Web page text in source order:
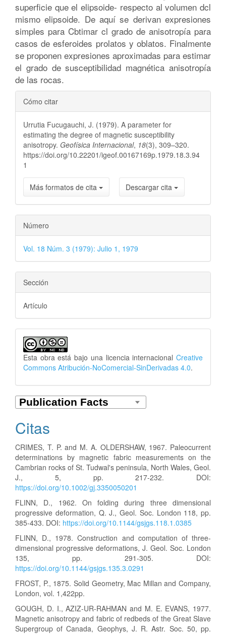
superficie que el elipsoide- respecto al volumen dcl
mismo elipsoide. De aquí se derivan expresiones
simples para Cbtimar cl grado de anisotropía para
casos de esferoides prolatos y oblatos. Finalmente
se proponen expresiones aproximadas para estimar
el grado de susceptibilidad magnética anisotropía
de las rocas.
Detalles
del
artículo
Cómo citar
Urrutia Fucugauchi, J. (1979). A parameter for
estimating the degree of magnetic susceptibility
anisotropy. Geofísica Internacional, 18(3), 309–320.
https://doi.org/10.22201/igeof.00167169p.1979.18.3.94
1
Más formatos de cita Descargar cita
Número
Vol. 18 Núm. 3 (1979): Julio 1, 1979
Sección
Artículo
Esta obra está bajo una licencia internacional Creative
Commons Atribución-NoComercial-SinDerivadas 4.0.
Citas
CRIMES, T. P. and M. A. OLDERSHAW, 1967. Paleocurrent
determinations by magnetic fabric measurements on the
Cambrian rocks of St. Tudwal's peninsula, North Wales, Geol.
J., 5, pp. 217-232. DOI:
https://doi.org/10.1002/gj.3350050201
FLINN, D., 1962. On folding during three dimensional
progressive deformation, Q. J., Geol. Soc. London 118, pp.
385-433. DOI: https://doi.org/10.1144/gsjgs.118.1.0385
FLINN, D., 1978. Construction and computation of three-
dimensional progressive deformations, J. Geol. Soc. London
135, pp. 291-305. DOI:
https://doi.org/10.1144/gsjgs.135.3.0291
FROST, P., 1875. Solid Geometry, Mac Millan and Company,
London, vol. 1,422pp.
GOUGH, D. I., AZIZ-UR-RAHMAN and M. E. EVANS, 1977.
Magnetic anisotropy and fabric of redbeds of the Great Slave
Supergroup of Canada, Geophys, J. R. Astr. Soc. 50, pp.